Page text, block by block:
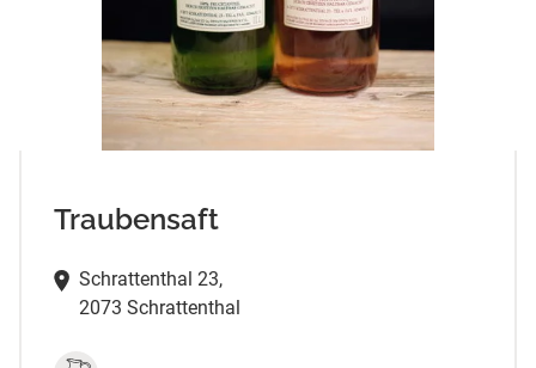
Traubensaft
Schrattenthal 23,
2073 Schrattenthal